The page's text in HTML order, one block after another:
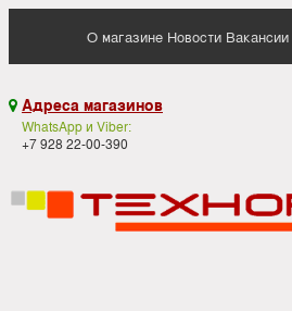
О магазине Новости Вакансии
 Адреса магазинов
WhatsApp и Viber:
+7 928 22-00-390